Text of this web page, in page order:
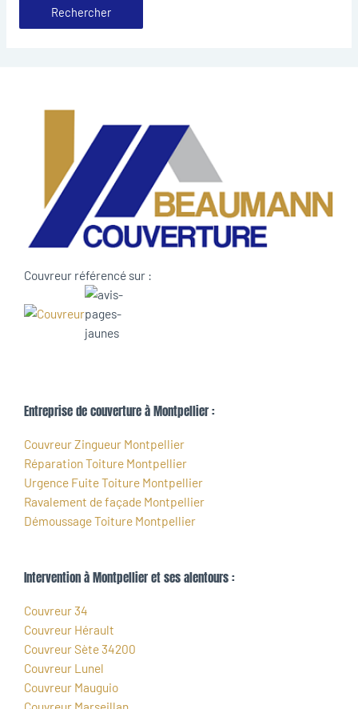
Couvreur référencé sur :
Entreprise de couverture à Montpellier :
Couvreur Zingueur Montpellier
Réparation Toiture Montpellier
Urgence Fuite Toiture Montpellier
Ravalement de façade Montpellier
Démoussage Toiture Montpellier
Intervention à Montpellier et ses alentours :
Couvreur 34
Couvreur Hérault
Couvreur Sète 34200
Couvreur Lunel
Couvreur Mauguio